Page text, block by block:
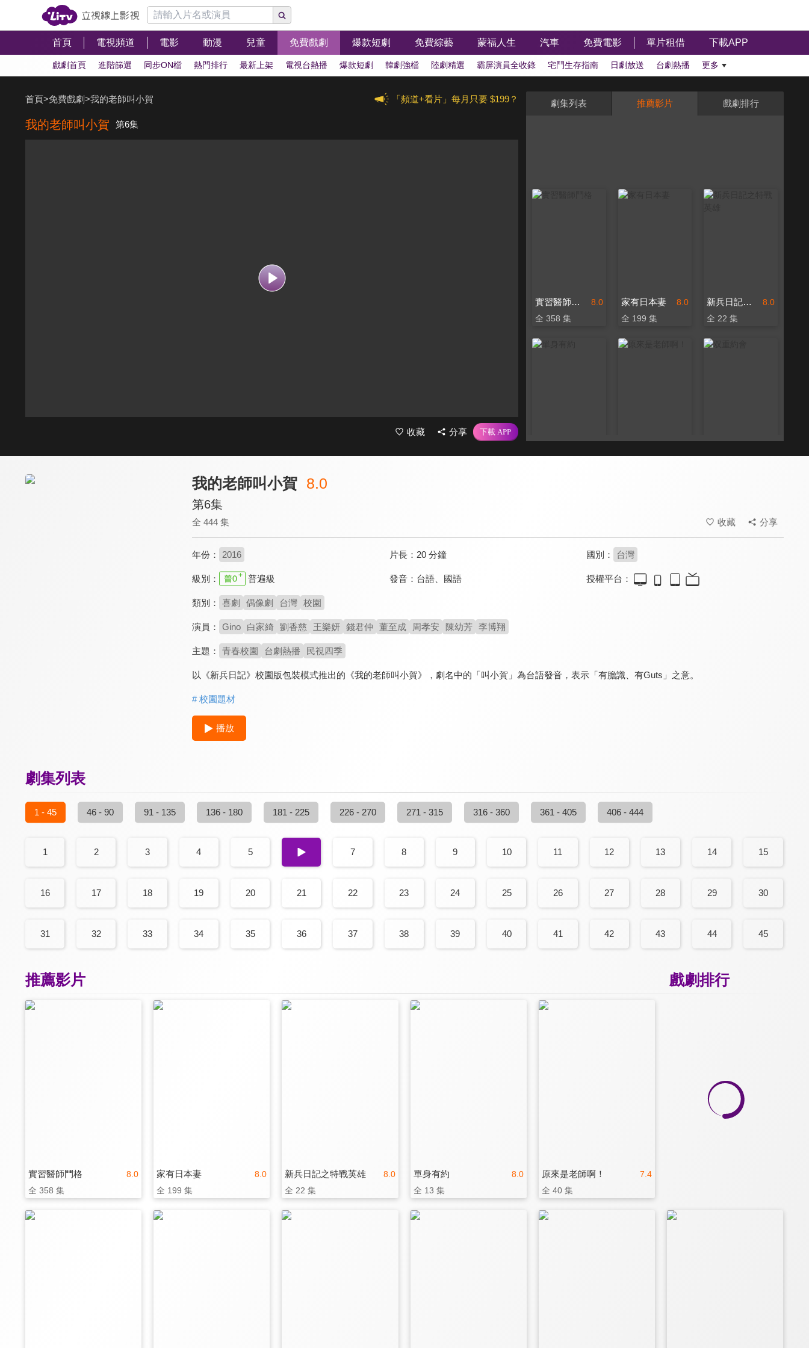
首頁 電視頻道 電影 動漫 兒童 免費戲劇 爆款短劇 免費綜藝 蒙福人生 汽車 免費電影 單片租借 下載APP
戲劇首頁 進階篩選 同步ON檔 熱門排行 最新上架 電視台熱播 爆款短劇 韓劇強檔 陸劇精選 霸屏演員全收錄 宅鬥生存指南 日劇放送 台劇熱播 更多
「頻道+看片」每月只要 $199？
首頁>免費戲劇>我的老師叫小賀
我的老師叫小賀 第6集
收藏 分享
劇集列表 推薦影片 戲劇排行
8.0
實習醫師鬥格
全 358 集
8.0
家有日本妻
全 199 集
8.0
新兵日記之特戰英雄
全 22 集
我的老師叫小賀 8.0
第6集
全 444 集 收藏 分享
年份： 2016 片長： 20 分鐘 國別： 台灣
級別： 普遍級 發音： 台語、 國語 授權平台：
類別： 喜劇 偶像劇 台灣 校園
演員： Gino 白家綺 劉香慈 王樂妍 錢君仲 董至成 周孝安 陳幼芳 李博翔
主題： 青春校園 台劇熱播 民視四季
以《新兵日記》校園版包裝模式推出的《我的老師叫小賀》，劇名中的「叫小賀」為台語發音，表示「有膽識、有Guts」之意。
# 校園題材
播放
劇集列表
1 - 45 46 - 90 91 - 135 136 - 180 181 - 225 226 - 270 271 - 315 316 - 360 361 - 405 406 - 444
1 2 3 4 5 6 7 8 9 10 11 12 13 14 15
16 17 18 19 20 21 22 23 24 25 26 27 28 29 30
31 32 33 34 35 36 37 38 39 40 41 42 43 44 45
戲劇排行
推薦影片
8.0
實習醫師鬥格
全 358 集
8.0
家有日本妻
全 199 集
8.0
新兵日記之特戰英雄
全 22 集
8.0
單身有約
全 13 集
7.4
原來是老師啊！
全 40 集